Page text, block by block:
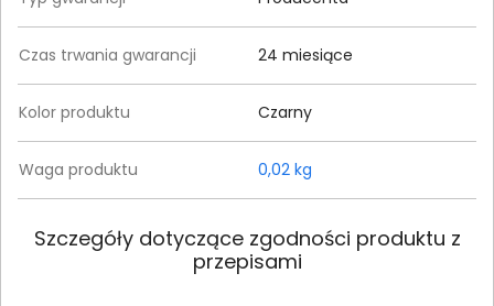
Czas trwania gwarancji 24 miesiące
Kolor produktu Czarny
Waga produktu 0,02 kg
Szczegóły dotyczące zgodności produktu z
przepisami